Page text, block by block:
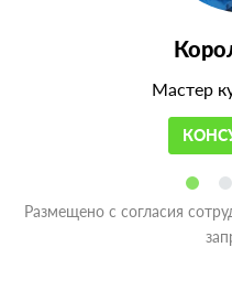
Мастер
Размещено с согласия